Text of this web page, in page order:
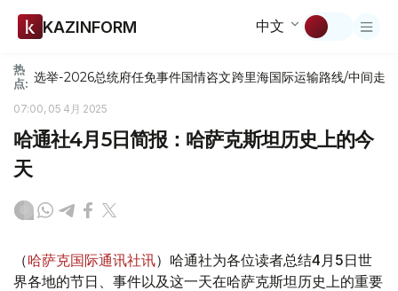
KAZINFORM 中文
热
点: 选举-2026总统府任免事件国情咨文跨里海国际运输路线/中间走廊
07:00, 05 4月 2025
哈通社4月5日简报：哈萨克斯坦历史上的今
天
（哈萨克国际通讯社讯）哈通社为各位读者总结4月5日世
界各地的节日、事件以及这一天在哈萨克斯坦历史上的重要